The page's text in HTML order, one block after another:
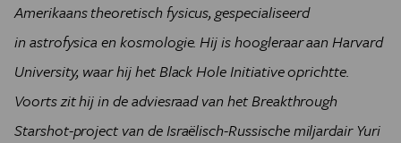
Amerikaans theoretisch fysicus, gespecialiseerd
in astrofysica en kosmologie. Hij is hoogleraar aan Harvard
University, waar hij het Black Hole Initiative oprichtte.
Voorts zit hij in de adviesraad van het Breakthrough
Starshot-project van de Israëlisch-Russische miljardair Yuri